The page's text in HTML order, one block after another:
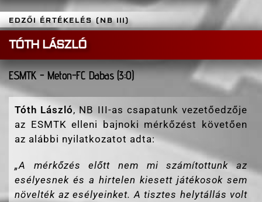
EDZŐI ÉRTÉKELÉS (NB III)
TÓTH LÁSZLÓ
ESMTK - Meton-FC Dabas (3:0)
Tóth László, NB III-as csapatunk vezetőedzője
az ESMTK elleni bajnoki mérkőzést követően
az alábbi nyilatkozatot adta:
„A mérkőzés előtt nem mi számítottunk az
esélyesnek és a hirtelen kiesett játékosok sem
növelték az esélyeinket. A tisztes helytállás volt